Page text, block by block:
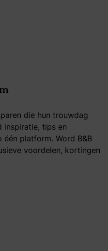
die hun trouwdag
inspiratie, tips en
platform. Word B&B
voordelen, kortingen